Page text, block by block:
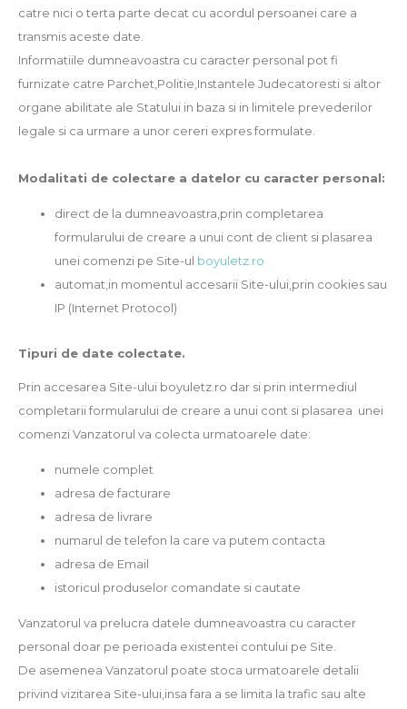
catre nici o terta parte decat cu acordul persoanei care a
transmis aceste date.
Informatiile dumneavoastra cu caracter personal pot fi
furnizate catre Parchet,Politie,Instantele Judecatoresti si altor
organe abilitate ale Statului in baza si in limitele prevederilor
legale si ca urmare a unor cereri expres formulate.
Modalitati de colectare a datelor cu caracter personal:
direct de la dumneavoastra,prin completarea
formularului de creare a unui cont de client si plasarea
unei comenzi pe Site-ul boyuletz.ro
automat,in momentul accesarii Site-ului,prin cookies sau
IP (Internet Protocol)
Tipuri de date colectate.
Prin accesarea Site-ului boyuletz.ro dar si prin intermediul
completarii formularului de creare a unui cont si plasarea unei
comenzi Vanzatorul va colecta urmatoarele date:
numele complet
adresa de facturare
adresa de livrare
numarul de telefon la care va putem contacta
adresa de Email
istoricul produselor comandate si cautate
Vanzatorul va prelucra datele dumneavoastra cu caracter
personal doar pe perioada existentei contului pe Site.
De asemenea Vanzatorul poate stoca urmatoarele detalii
privind vizitarea Site-ului,insa fara a se limita la trafic sau alte